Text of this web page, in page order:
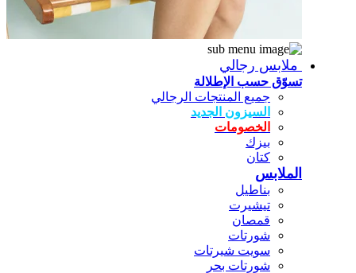
ملابس رجالي
تسوّق حسب الإطلالة
جميع المنتجات الرجالي
السيزون الجديد
الخصومات
بيزك
كتان
الملابس
بناطيل
تيشيرت
قمصان
شورتات
سويت شيرتات
شورتات بحر